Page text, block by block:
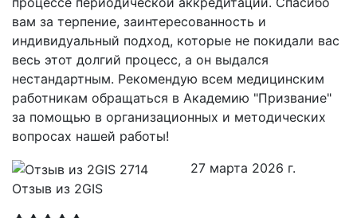
вам за терпение, заинтересованность и
индивидуальный подход, которые не покидали вас
весь этот долгий процесс, а он выдался
нестандартным. Рекомендую всем медицинским
работникам обращаться в Академию "Призвание"
за помощью в организационных и методических
вопросах нашей работы!
Отзыв из 2GIS
27 марта 2026 г.